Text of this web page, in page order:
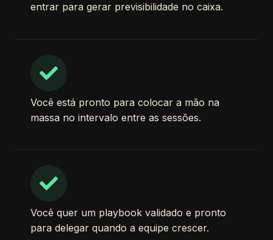
entrar para gerar previsibilidade no caixa.
Você está pronto para colocar a mão na
massa no intervalo entre as sessões.
Você quer um playbook validado e pronto
para delegar quando a equipe crescer.